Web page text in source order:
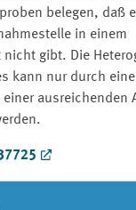
belegen, daß
in einem
gibt. Die
kann nur durch
ausreichenden